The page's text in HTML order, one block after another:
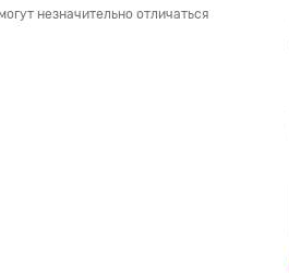
незначительно отличаться